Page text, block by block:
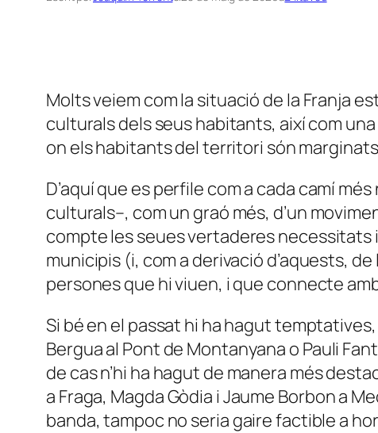
Molts veiem com la situació de la Franja
culturals dels seus habitants, així com
on els habitants del territori són
D’aquí que es perfile com a cada camí
culturals–, com un graó més, d’un
compte les seues vertaderes necessitats
municipis (i, com a derivació d’aquests,
persones que hi viuen, i que connecte
Si bé en el passat hi ha hagut
Bergua al Pont de Montanyana o Pauli
de cas n’hi ha hagut de manera més
a Fraga, Magda Gòdia i Jaume Borbon a
banda, tampoc no seria gaire factible a